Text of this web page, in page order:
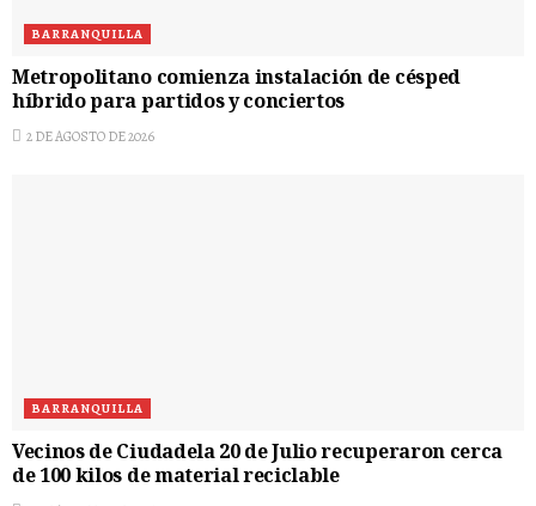
BARRANQUILLA
Metropolitano comienza instalación de césped
híbrido para partidos y conciertos
2 DE AGOSTO DE 2026
BARRANQUILLA
Vecinos de Ciudadela 20 de Julio recuperaron cerca
de 100 kilos de material reciclable